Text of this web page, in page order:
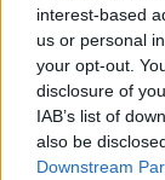
interest-based
us or personal
your opt-out.
disclosure of
IAB’s list of
also be
Downstream
Skvernelis
Silickienę
eurų –
politinį
Skverneliui